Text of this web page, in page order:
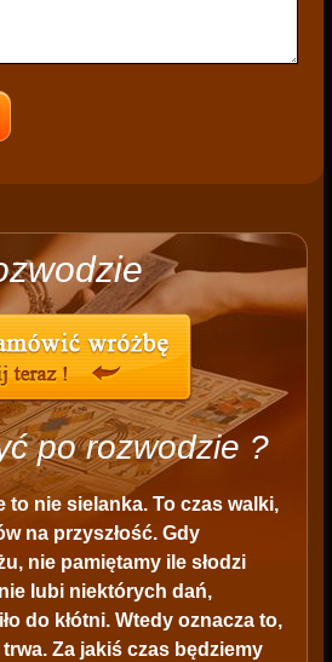
po rozwodzie ?
to nie sielanka. To czas walki,
na przyszłość. Gdy
nie pamiętamy ile słodzi
lubi niektórych dań,
do kłótni. Wtedy oznacza to,
Za jakiś czas będziemy